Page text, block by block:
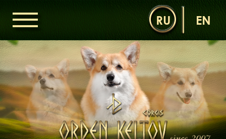
RU EN
ОРДЕН КЕЛЬТІВ
НОВИНИ
ДИТЯЧА КІМНАТА
КОНТАКТИ